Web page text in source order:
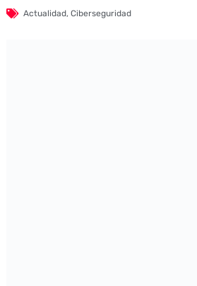
Actualidad, Ciberseguridad